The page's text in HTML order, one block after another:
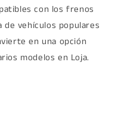
con los frenos
de vehículos populares
en una opción
modelos en Loja.